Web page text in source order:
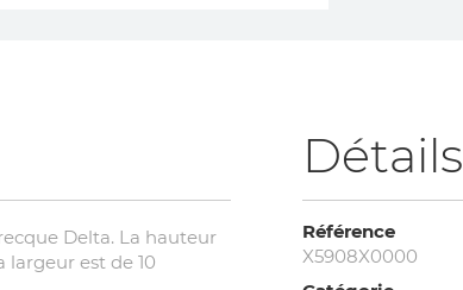
Delta. La hauteur
largeur est de 10
Détails
Référence
X5908X0000